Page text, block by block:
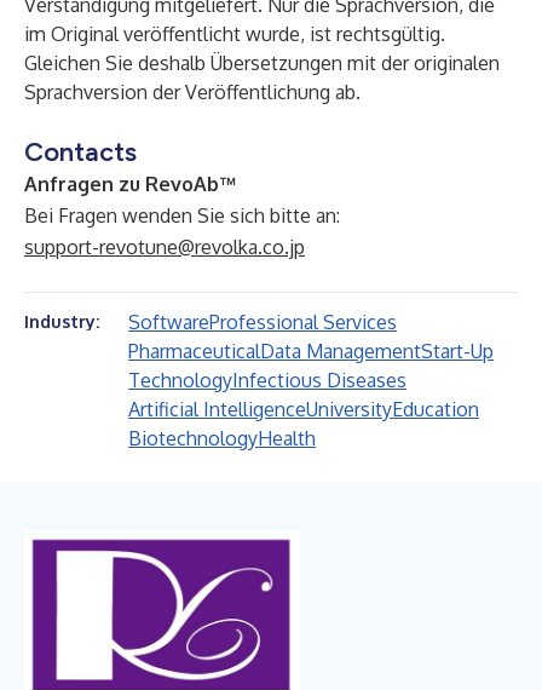
Verständigung mitgeliefert. Nur die Sprachversion, die
im Original veröffentlicht wurde, ist rechtsgültig.
Gleichen Sie deshalb Übersetzungen mit der originalen
Sprachversion der Veröffentlichung ab.
Contacts
Anfragen zu RevoAb™
Bei Fragen wenden Sie sich bitte an:
support-revotune@revolka.co.jp
Industry: SoftwareProfessional Services
PharmaceuticalData ManagementStart-Up
TechnologyInfectious Diseases
Artificial IntelligenceUniversityEducation
BiotechnologyHealth